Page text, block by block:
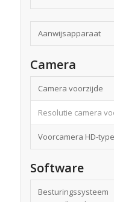
Aanwijsapparaat
Camera
Camera voorzijde
Resolutie camera
Voorcamera HD-type
Software
Besturingssysteem